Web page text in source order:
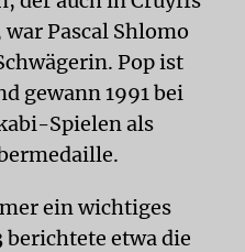
Pascal Shlomo
Pop ist
gewann 1991 bei
Spielen als
ein wichtiges
berichtete etwa die